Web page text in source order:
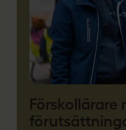
Förskollärare